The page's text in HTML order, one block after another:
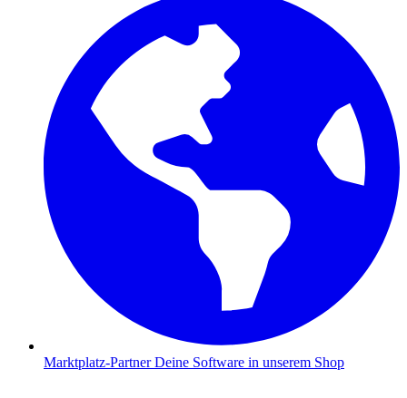
Marktplatz-Partner Deine Software in unserem Shop